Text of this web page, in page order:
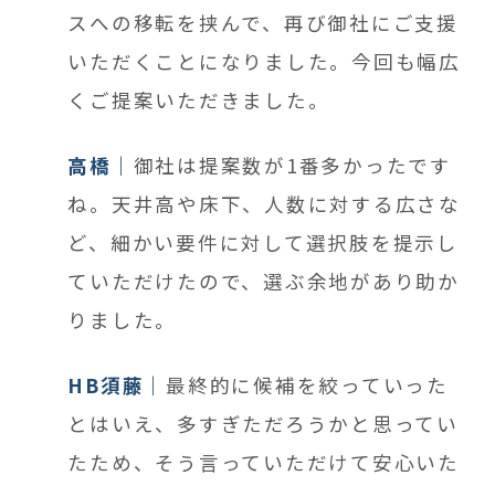
スへの移転を挟んで、再び御社にご支援
いただくことになりました。 今回も幅広
くご提案いただきました。
高橋
御社は提案数が1番多かったです
ね。天井高や床下、人数に対する広さな
ど、細かい要件に対して選択肢を提示し
ていただけたので、選ぶ余地があり助か
りました。
HB須藤
最終的に候補を絞っていった
とはいえ、多すぎただろうかと思ってい
たため、そう言っていただけて安心いた